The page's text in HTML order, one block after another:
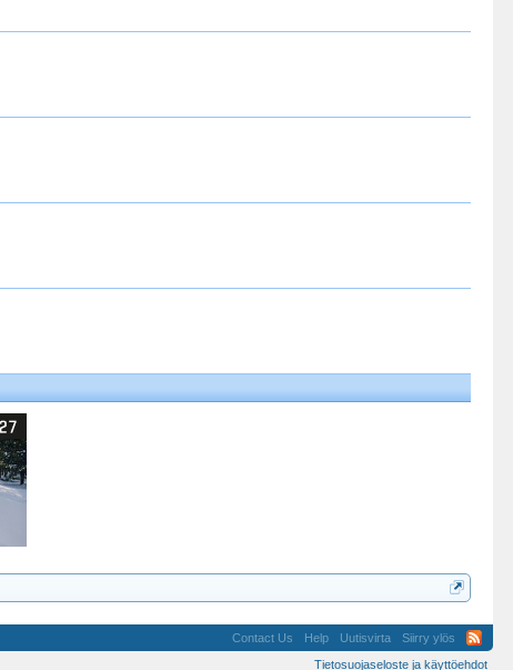
Contact Us Help Uutisvirta
Siirry ylös
Tietosuojaseloste ja käyttöehdot